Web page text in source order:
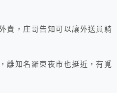
賣，庄哥告知可以讓外送員騎
離知名羅東夜市也挺近，有覓